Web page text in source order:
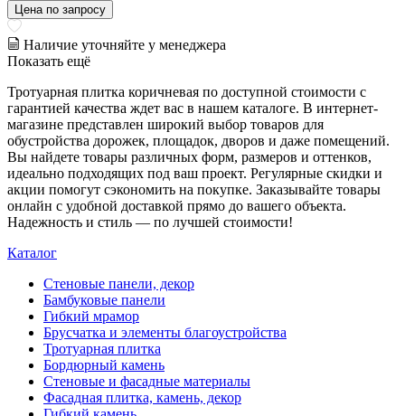
Цена по запросу
Наличие уточняйте у менеджера
Показать ещё
Тротуарная плитка коричневая по доступной стоимости с
гарантией качества ждет вас в нашем каталоге. В интернет-
магазине представлен широкий выбор товаров для
обустройства дорожек, площадок, дворов и даже помещений.
Вы найдете товары различных форм, размеров и оттенков,
идеально подходящих под ваш проект. Регулярные скидки и
акции помогут сэкономить на покупке. Заказывайте товары
онлайн с удобной доставкой прямо до вашего объекта.
Надежность и стиль — по лучшей стоимости!
Каталог
Стеновые панели, декор
Бамбуковые панели
Гибкий мрамор
Брусчатка и элементы благоустройства
Тротуарная плитка
Бордюрный камень
Стеновые и фасадные материалы
Фасадная плитка, камень, декор